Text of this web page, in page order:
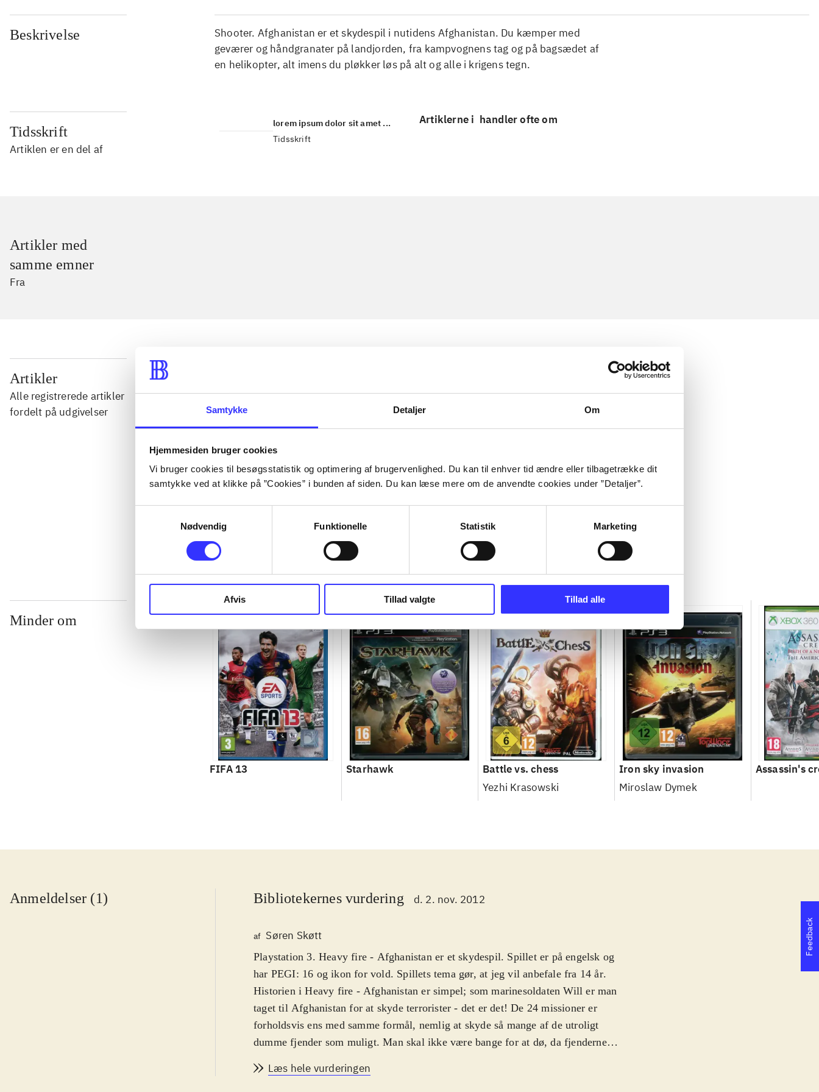
Samtykke Detaljer Om
Hjemmesiden bruger cookies
Vi bruger cookies til besøgsstatistik og optimering af brugervenlighed. Du kan til enhver tid ændre eller tilbagetrække dit
samtykke ved at klikke på ”Cookies” i bunden af siden. Du kan læse mere om de anvendte cookies under ”Detaljer”.
Nødvendig
Funktionelle Statistik Marketing
Afvis Tillad valgte Tillad alle
Beskrivelse
Shooter. Afghanistan er et skydespil i nutidens Afghanistan. Du kæmper med
geværer og håndgranater på landjorden, fra kampvognens tag og på bagsædet af
en helikopter, alt imens du pløkker løs på alt og alle i krigens tegn.
Tidsskrift
Artiklen er en del af
lorem ipsum dolor sit amet ...
Tidsskrift
Artiklerne i handler ofte om
Artikler med
samme emner
Fra
Artikler
Alle registrerede artikler
fordelt på udgivelser
...
...
...
...
Minder om
FIFA 13 Starhawk
Battle vs. chess
Yezhi Krasowski
Iron sky invasion
Miroslaw Dymek
Assassin's
Anmeldelser (1) Bibliotekernes vurdering d. 2. nov. 2012
af Søren Skøtt
Playstation 3. Heavy fire - Afghanistan er et skydespil. Spillet er på engelsk og
har PEGI: 16 og ikon for vold. Spillets tema gør, at jeg vil anbefale fra 14 år.
Historien i Heavy fire - Afghanistan er simpel; som marinesoldaten Will er man
taget til Afghanistan for at skyde terrorister - det er det! De 24 missioner er
forholdsvis ens med samme formål, nemlig at skyde så mange af de utroligt
dumme fjender som muligt. Man skal ikke være bange for at dø, da fjenderne
dårligt - og som om det ikke var nok, kommer der desuden et stort rødt
Læs hele vurderingen
Feedback